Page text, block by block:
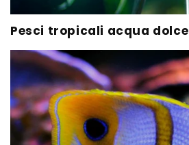
Pesci tropicali acqua dolce